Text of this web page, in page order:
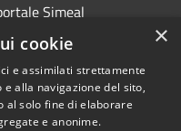
Simeal
© 2026 • Comune di
Inferiore • Powered
×
cookie
e assimilati strettamente
alla navigazione del sito,
al solo fine di elaborare
e anonime.